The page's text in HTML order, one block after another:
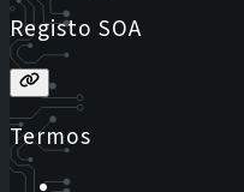
Registo SOA
Termos